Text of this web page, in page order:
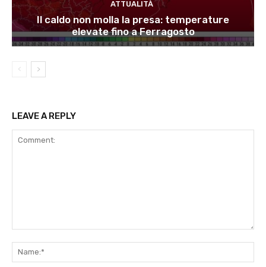
ATTUALITÀ
Il caldo non molla la presa: temperature
elevate fino a Ferragosto
LEAVE A REPLY